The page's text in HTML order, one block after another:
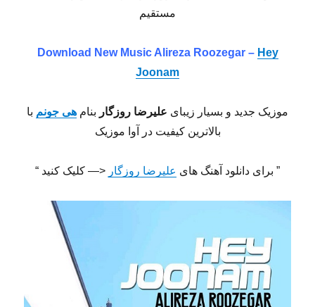
مستقیم
Download New Music Alireza Roozegar – Hey
Joonam
موزیک جدید و بسیار زیبای علیرضا روزگار بنام هی جونم با
بالاترین کیفیت در آوا موزیک
” برای دانلود آهنگ های علیرضا روزگار <— کلیک کنید “